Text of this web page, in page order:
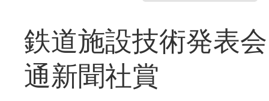
鉄道施設技術発表
通新聞社賞